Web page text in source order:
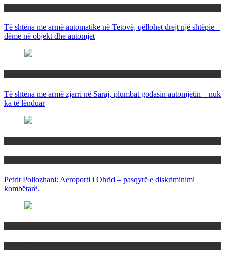
Të shtëna me armë automatike në Tetovë, qëllohet drejt një shtëpie –
dëme në objekt dhe automjet
Të shtëna me armë zjarri në Saraj, plumbat godasin automjetin – nuk
ka të lënduar
Petrit Pollozhani: Aeroporti i Ohrid – pasqyrë e diskriminimi
kombëtarë.